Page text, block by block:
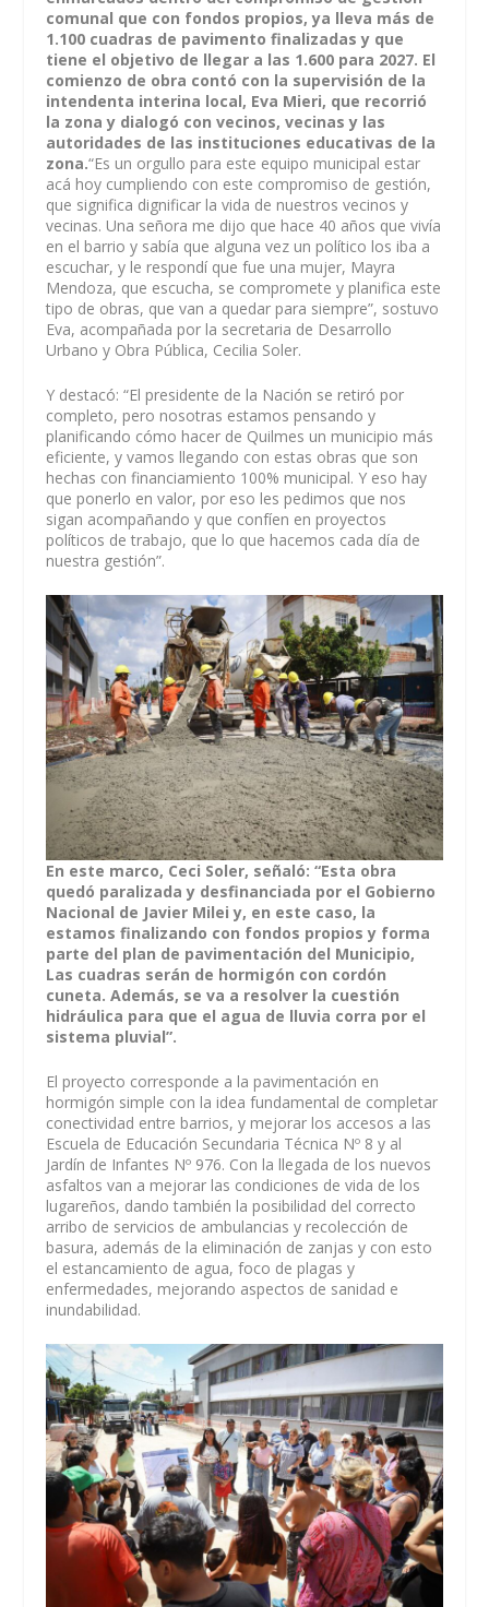
comunal que con fondos propios, ya lleva más de
1.100 cuadras de pavimento finalizadas y que
tiene el objetivo de llegar a las 1.600 para 2027. El
comienzo de obra contó con la supervisión de la
intendenta interina local, Eva Mieri, que recorrió
la zona y dialogó con vecinos, vecinas y las
autoridades de las instituciones educativas de la
zona.“Es un orgullo para este equipo municipal estar
acá hoy cumpliendo con este compromiso de gestión,
que significa dignificar la vida de nuestros vecinos y
vecinas. Una señora me dijo que hace 40 años que vivía
en el barrio y sabía que alguna vez un político los iba a
escuchar, y le respondí que fue una mujer, Mayra
Mendoza, que escucha, se compromete y planifica este
tipo de obras, que van a quedar para siempre”, sostuvo
Eva, acompañada por la secretaria de Desarrollo
Urbano y Obra Pública, Cecilia Soler.
Y destacó: “El presidente de la Nación se retiró por
completo, pero nosotras estamos pensando y
planificando cómo hacer de Quilmes un municipio más
eficiente, y vamos llegando con estas obras que son
hechas con financiamiento 100% municipal. Y eso hay
que ponerlo en valor, por eso les pedimos que nos
sigan acompañando y que confíen en proyectos
políticos de trabajo, que lo que hacemos cada día de
nuestra gestión”.
En este marco, Ceci Soler, señaló: “Esta obra
quedó paralizada y desfinanciada por el Gobierno
Nacional de Javier Milei y, en este caso, la
estamos finalizando con fondos propios y forma
parte del plan de pavimentación del Municipio,
Las cuadras serán de hormigón con cordón
cuneta. Además, se va a resolver la cuestión
hidráulica para que el agua de lluvia corra por el
sistema pluvial”.
El proyecto corresponde a la pavimentación en
hormigón simple con la idea fundamental de completar
conectividad entre barrios, y mejorar los accesos a las
Escuela de Educación Secundaria Técnica Nº 8 y al
Jardín de Infantes Nº 976. Con la llegada de los nuevos
asfaltos van a mejorar las condiciones de vida de los
lugareños, dando también la posibilidad del correcto
arribo de servicios de ambulancias y recolección de
basura, además de la eliminación de zanjas y con esto
el estancamiento de agua, foco de plagas y
enfermedades, mejorando aspectos de sanidad e
inundabilidad.